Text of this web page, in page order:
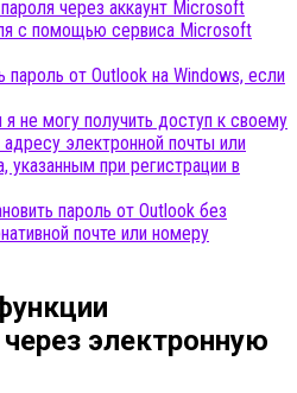
через аккаунт Microsoft
с помощью сервиса Microsoft
пароль от Outlook на Windows, если
не могу получить доступ к своему
адресу электронной почты или
указанным при регистрации в
пароль от Outlook без
почте или номеру
электронную